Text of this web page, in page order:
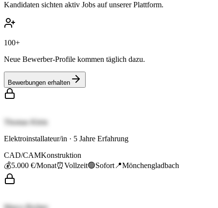
Kandidaten sichten aktiv Jobs auf unserer Plattform.
100+
Neue Bewerber-Profile kommen täglich dazu.
Bewerbungen erhalten
Thomas Klein
Elektroinstallateur/in · 5 Jahre Erfahrung
CAD/CAMKonstruktion
💰5.000 €/Monat⏰Vollzeit🟢Sofort 📍Mönchengladbach